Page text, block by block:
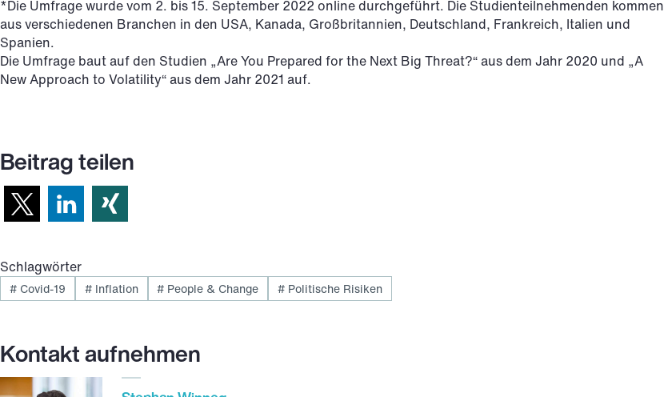
*Die Umfrage wurde vom 2. bis 15. September 2022 online durchgeführt. Die Studienteilnehmenden kommen
aus verschiedenen Branchen in den USA, Kanada, Großbritannien, Deutschland, Frankreich, Italien und
Spanien.
Die Umfrage baut auf den Studien „Are You Prepared for the Next Big Threat?“ aus dem Jahr 2020 und „A
New Approach to Volatility“ aus dem Jahr 2021 auf.
Beitrag teilen
Schlagwörter
#Covid-19 #Inflation # People & Change # Politische Risiken
Kontakt aufnehmen